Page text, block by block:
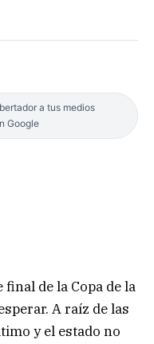
a tus medios
Google
de la Copa de la
A raíz de las
y el estado no